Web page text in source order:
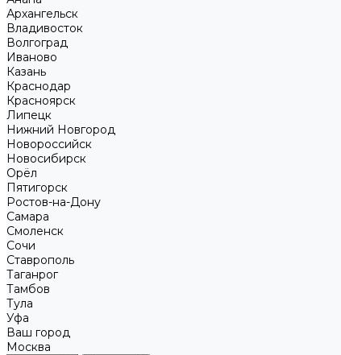
Архангельск
Владивосток
Волгоград
Иваново
Казань
Краснодар
Красноярск
Липецк
Нижний Новгород
Новороссийск
Новосибирск
Орёл
Пятигорск
Ростов-на-Дону
Самара
Смоленск
Сочи
Ставрополь
Таганрог
Тамбов
Тула
Уфа
Ваш город
Москва